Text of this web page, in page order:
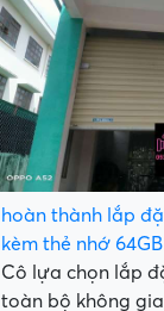
hoàn thành lắp
kèm thẻ nhớ
Cô lựa chọn lắp
toàn bộ không